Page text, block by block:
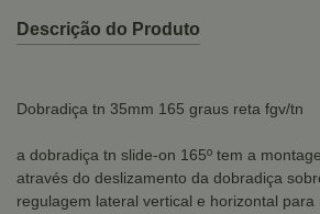
Descrição do Produto
Dobradiça tn 35mm 165 graus reta fgv/tn
a dobradiça tn slide-on 165º tem a
através do deslizamento da dobradiça
regulagem lateral vertical e horizontal